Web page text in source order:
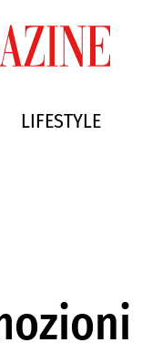
LIFESTYLE